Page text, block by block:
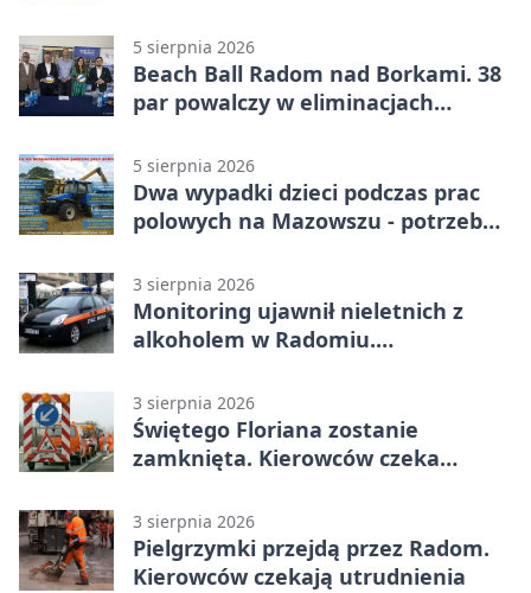
5 sierpnia 2026
Beach Ball Radom nad Borkami. 38
par powalczy w eliminacjach
5 sierpnia 2026
Dwa wypadki dzieci podczas prac
polowych na Mazowszu - potrzebna
3 sierpnia 2026
Monitoring ujawnił nieletnich z
alkoholem w Radomiu.
3 sierpnia 2026
Świętego Floriana zostanie
zamknięta. Kierowców czeka
3 sierpnia 2026
Pielgrzymki przejdą przez Radom.
Kierowców czekają utrudnienia